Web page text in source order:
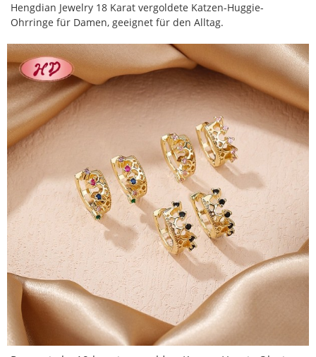
Hengdian Jewelry 18 Karat vergoldete Katzen-Huggie-
Ohrringe für Damen, geeignet für den Alltag.